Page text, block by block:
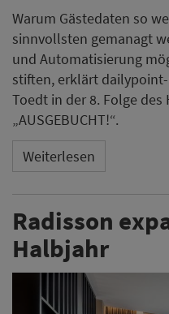
Warum Gästedaten so
sinnvollsten gemanagt
und Automatisierung
stiften, erklärt
Toedt in der 8. Folge
„AUSGEBUCHT!“.
Weiterlesen
Radisson
Halbjahr